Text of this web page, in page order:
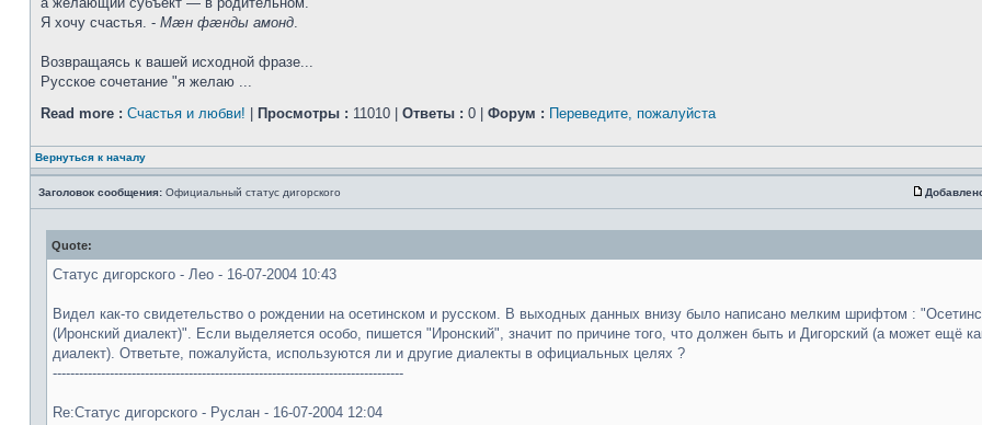
Я хочу счастья. - Мæн фæнды амонд.
Возвращаясь к вашей исходной фразе...
Русское сочетание "я желаю ...
Read more : Счастья и любви! Просмотры : 11010 | Ответы : 0 | Форум : Переведите, пожалуйста
Вернуться к началу
Заголовок сообщения: Официальный статус дигорского
Quote:
Статус дигорского - Лео - 16-07-2004 10:43
Видел как-то свидетельство о рождении на осетинском и русском. В выходных данных внизу было написано мелким шрифтом :
(Иронский диалект)". Если выделяется особо, пишется "Иронский", значит по причине того, что должен быть и Дигорский (а может ещё
диалект). Ответьте, пожалуйста, используются ли и другие диалекты в официальных целях ?
--------------------------------------------------------------------------------
Re:Статус дигорского - Руслан - 16-07-2004 12:04